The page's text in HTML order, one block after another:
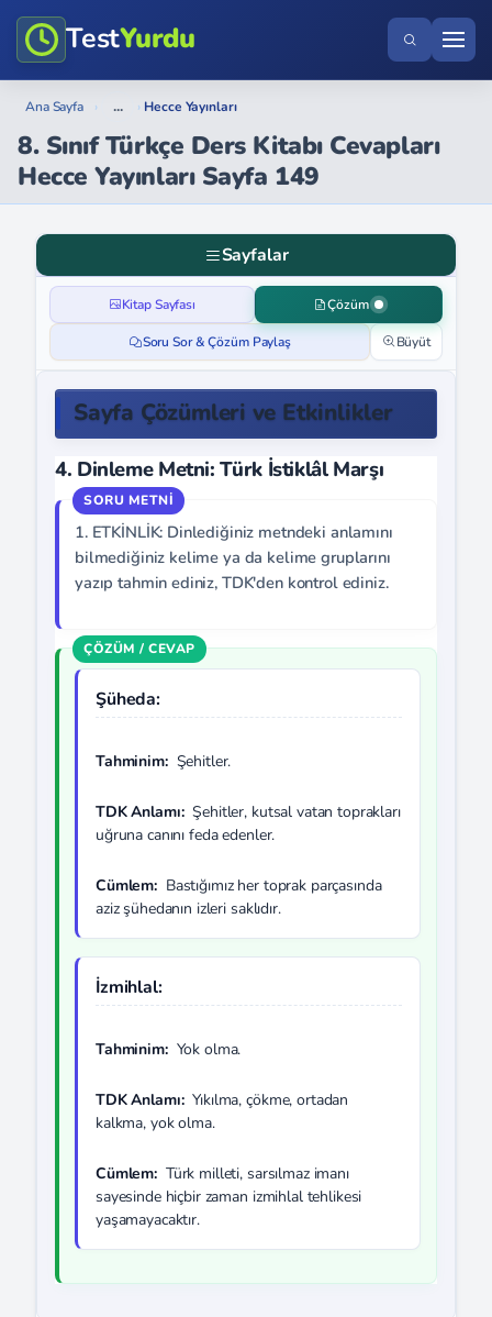
TestYurdu
Ana Sayfa › ... › Hecce Yayınları
8. Sınıf Türkçe Ders Kitabı Cevapları
Hecce Yayınları Sayfa 149
Sayfalar
Kitap Sayfası Çözüm
Soru Sor & Çözüm Paylaş Büyüt
Sayfa Çözümleri ve Etkinlikler
4. Dinleme Metni: Türk İstiklâl Marşı
1. ETKİNLİK: Dinlediğiniz metndeki anlamını
bilmediğiniz kelime ya da kelime gruplarını
yazıp tahmin ediniz, TDK'den kontrol ediniz.
Şüheda:
Tahminim: Şehitler.
TDK Anlamı: Şehitler, kutsal vatan toprakları
uğruna canını feda edenler.
Cümlem: Bastığımız her toprak parçasında
aziz şühedanın izleri saklıdır.
İzmihlal:
Tahminim: Yok olma.
TDK Anlamı: Yıkılma, çökme, ortadan
kalkma, yok olma.
Cümlem: Türk milleti, sarsılmaz imanı
sayesinde hiçbir zaman izmihlal tehlikesi
yaşamayacaktır.